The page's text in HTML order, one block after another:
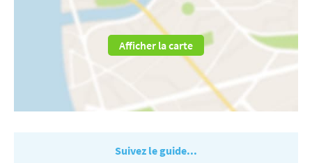
Afficher la carte
Suivez le guide...